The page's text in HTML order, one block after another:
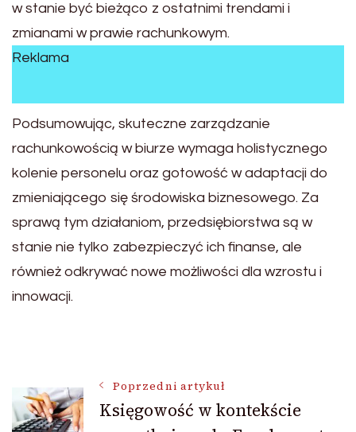
w stanie być bieżąco z ostatnimi trendami i
zmianami w prawie rachunkowym.
Reklama
Podsumowując, skuteczne zarządzanie
rachunkowością w biurze wymaga holistycznego
kolenie personelu oraz gotowość w adaptacji do
zmieniającego się środowiska biznesowego. Za
sprawą tym działaniom, przedsiębiorstwa są w
stanie nie tylko zabezpieczyć ich finanse, ale
również odkrywać nowe możliwości dla wzrostu i
innowacji.
NawigacjaPoprzedni artykuł
Księgowość w kontekście